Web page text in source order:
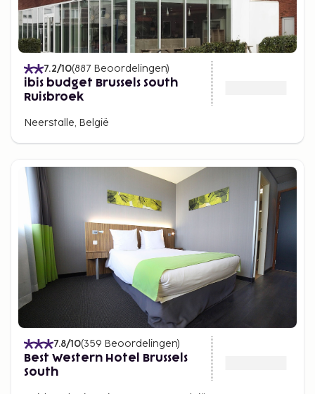
7.2/10(887 Beoordelingen)
ibis budget Brussels South
Ruisbroek
Neerstalle, België
7.8/10(359 Beoordelingen)
Best Western Hotel Brussels
South